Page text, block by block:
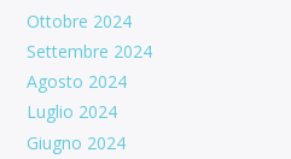
Ottobre 2024
Settembre 2024
Agosto 2024
Luglio 2024
Giugno 2024